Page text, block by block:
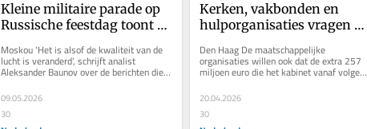
Kleine militaire parade op
Russische feestdag toont
Moskou ‘Het is alsof de kwaliteit van de
lucht is veranderd’, schrijft analist
Aleksander Baunov over de berichten die
09.05.2026
30
Kerken, vakbonden en
hulporganisaties vragen
ontwikkelingshulp op te
voeren
Den Haag De maatschappelijke
organisaties willen ook dat de extra 257
miljoen euro die het kabinet vanaf volgend
jaar reserveert voor...
20.04.2026
30